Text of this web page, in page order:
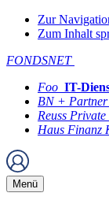
Zur
Zum Inhalt
FONDSNET
Foo IT-
BN + Partner
Reuss
Haus Finanz
Menü